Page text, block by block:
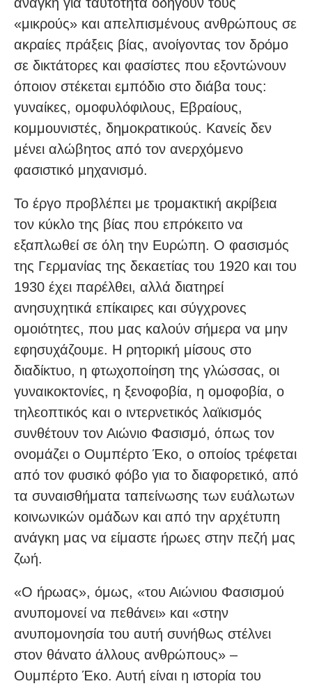
ανάγκη για ταυτότητα οδηγούν τους
«μικρούς» και απελπισμένους ανθρώπους σε
ακραίες πράξεις βίας, ανοίγοντας τον δρόμο
σε δικτάτορες και φασίστες που εξοντώνουν
όποιον στέκεται εμπόδιο στο διάβα τους:
γυναίκες, ομοφυλόφιλους, Εβραίους,
κομμουνιστές, δημοκρατικούς. Κανείς δεν
μένει αλώβητος από τον ανερχόμενο
φασιστικό μηχανισμό.
Το έργο προβλέπει με τρομακτική ακρίβεια
τον κύκλο της βίας που επρόκειτο να
εξαπλωθεί σε όλη την Ευρώπη. Ο φασισμός
της Γερμανίας της δεκαετίας του 1920 και του
1930 έχει παρέλθει, αλλά διατηρεί
ανησυχητικά επίκαιρες και σύγχρονες
ομοιότητες, που μας καλούν σήμερα να μην
εφησυχάζουμε. Η ρητορική μίσους στο
διαδίκτυο, η φτωχοποίηση της γλώσσας, οι
γυναικοκτονίες, η ξενοφοβία, η ομοφοβία, ο
τηλεοπτικός και ο ιντερνετικός λαϊκισμός
συνθέτουν τον Αιώνιο Φασισμό, όπως τον
ονομάζει ο Ουμπέρτο Έκο, ο οποίος τρέφεται
από τον φυσικό φόβο για το διαφορετικό, από
τα συναισθήματα ταπείνωσης των ευάλωτων
κοινωνικών ομάδων και από την αρχέτυπη
ανάγκη μας να είμαστε ήρωες στην πεζή μας
ζωή.
«Ο ήρωας», όμως, «του Αιώνιου Φασισμού
ανυπομονεί να πεθάνει» και «στην
ανυπομονησία του αυτή συνήθως στέλνει
στον θάνατο άλλους ανθρώπους» –
Ουμπέρτο Έκο. Αυτή είναι η ιστορία του